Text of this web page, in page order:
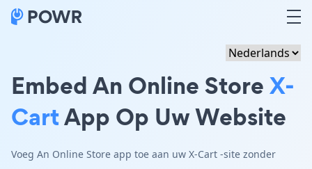
Embed An Online StoreX-
CartApp Op Uw Website
Voeg An Online Store app toe aan uw X-Cart -site zonder